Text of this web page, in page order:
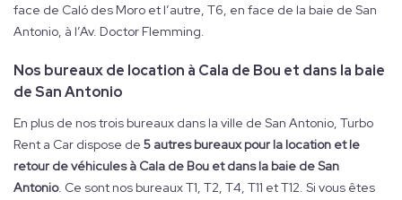
face de Caló des Moro et l’autre, T6, en face de la baie de San
Antonio, à l’Av. Doctor Flemming.
Nos bureaux de location à Cala de Bou et dans la baie
de San Antonio
En plus de nos trois bureaux dans la ville de San Antonio, Turbo
Rent a Car dispose de 5 autres bureaux pour la location et le
retour de véhicules à Cala de Bou et dans la baie de San
Antonio. Ce sont nos bureaux T1, T2, T4, T11 et T12. Si vous êtes